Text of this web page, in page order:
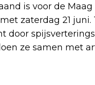
is voor de
zaterdag 21
door
ze samen met